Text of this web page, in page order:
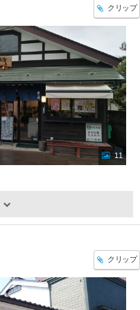
クリップ
11
クリップ